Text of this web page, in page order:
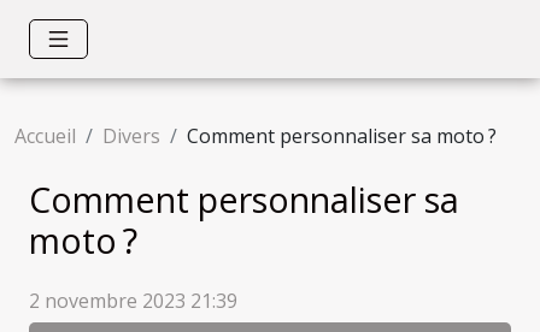
Accueil Divers Comment personnaliser sa moto ?
Comment personnaliser sa
moto ?
2 novembre 2023 21:39